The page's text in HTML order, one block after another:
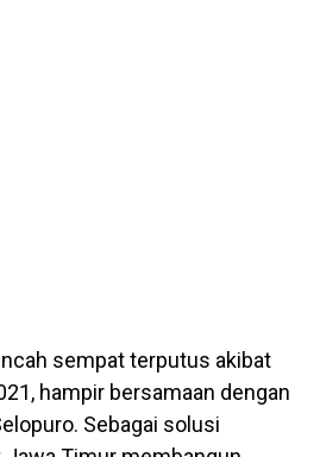
sempat terputus akibat
hampir bersamaan dengan
Sebagai solusi